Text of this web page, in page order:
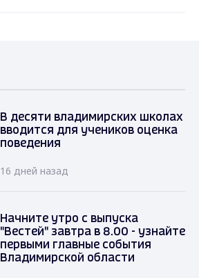
В десяти владимирских школах
вводится для учеников оценка
поведения
16 дней назад
Начните утро с выпуска
"Вестей" завтра в 8.00 - узнайте
первыми главные события
Владимирской области